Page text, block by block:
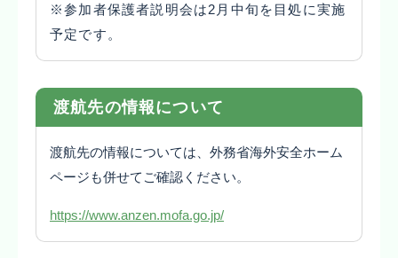
※参加者保護者説明会は2月中旬を目処に実施
予定です。
渡航先の情報について
渡航先の情報については、外務省海外安全ホーム
ページも併せてご確認ください。
https://www.anzen.mofa.go.jp/